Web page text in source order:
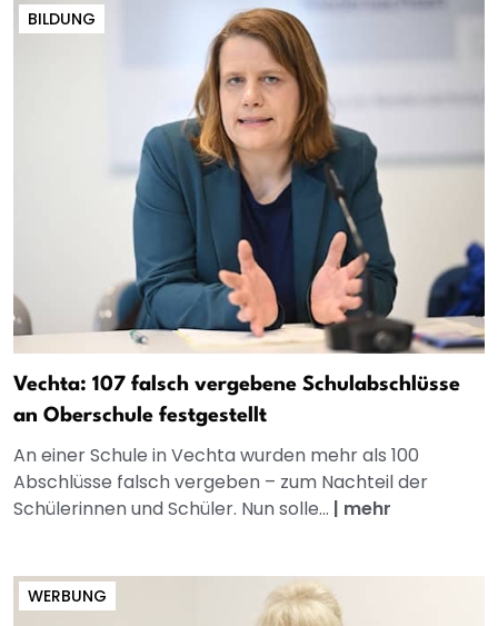
BILDUNG
Vechta: 107 falsch vergebene Schulabschlüsse
an Oberschule festgestellt
An einer Schule in Vechta wurden mehr als 100
Abschlüsse falsch vergeben – zum Nachteil der
Schülerinnen und Schüler. Nun solle... | mehr
WERBUNG